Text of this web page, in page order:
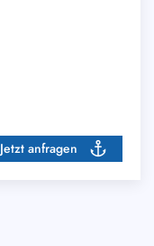
Jetzt anfragen